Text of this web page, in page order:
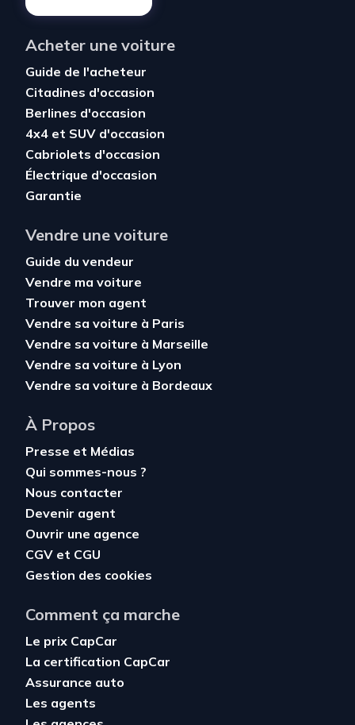
Acheter une voiture
Guide de l'acheteur
Citadines d'occasion
Berlines d'occasion
4x4 et SUV d'occasion
Cabriolets d'occasion
Électrique d'occasion
Garantie
Vendre une voiture
Guide du vendeur
Vendre ma voiture
Trouver mon agent
Vendre sa voiture à Paris
Vendre sa voiture à Marseille
Vendre sa voiture à Lyon
Vendre sa voiture à Bordeaux
À Propos
Presse et Médias
Qui sommes-nous ?
Nous contacter
Devenir agent
Ouvrir une agence
CGV et CGU
Gestion des cookies
Comment ça marche
Le prix CapCar
La certification CapCar
Assurance auto
Les agents